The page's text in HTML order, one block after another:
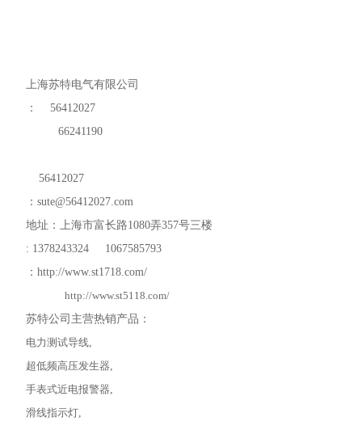
上海苏特电气有限公司
：
56412027
66241190
56412027
： sute@56412027.com
地址：上海市富长路1080弄357号三楼
: 1378243324 1067585793
： http://www.st1718.com/
http://www.st5118.com/
苏特公司主营热销产品：
电力测试导线,
超低频高压发生器
手表式近电报警器
滑线指示灯,